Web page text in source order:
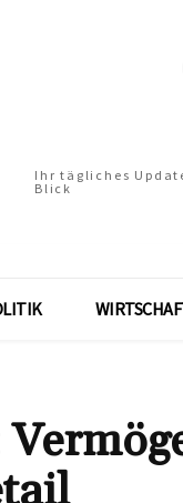
Ihr tägliches
Blick